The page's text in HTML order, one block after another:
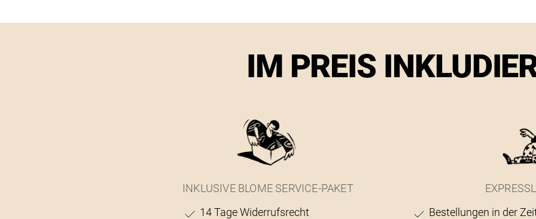
IM PREIS
INKLUSIVE BLOME SERVICE-PAKET
14 Tage Widerrufsrecht
Bestellungen in der